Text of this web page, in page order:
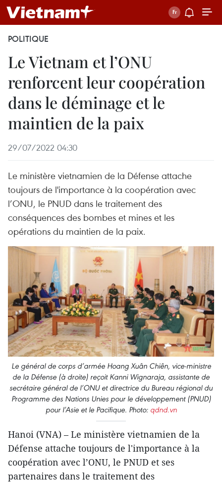
POLITIQUE
Le Vietnam et l’ONU
renforcent leur coopération
dans le déminage et le
maintien de la paix
29/07/2022 04:30
Le ministère vietnamien de la Défense attache
toujours de l'importance à la coopération avec
l’ONU, le PNUD dans le traitement des
conséquences des bombes et mines et les
opérations du maintien de la paix.
Le général de corps d’armée Hoang Xuân Chiên, vice-ministre
de la Défense (à droite) reçoit Kanni Wignaraja, assistante de
secrétaire général de l’ONU et directrice du Bureau régional du
Programme des Nations Unies pour le développement (PNUD)
pour l’Asie et le Pacifique. Photo: qdnd.vn
Hanoi (VNA) – Le ministère vietnamien de la
Défense attache toujours de l'importance à la
coopération avec l’ONU, le PNUD et ses
partenaires dans le traitement des